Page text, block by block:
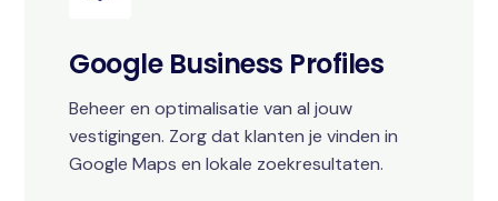
Google Business Profiles
Beheer en optimalisatie van al jouw
vestigingen. Zorg dat klanten je vinden in
Google Maps en lokale zoekresultaten.